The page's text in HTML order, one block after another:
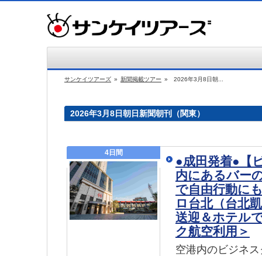
サンケイツアーズ » 新聞掲載ツアー » 2026年3月8日朝...
2026年3月8日朝日新聞朝刊（関東）
4日間
●成田発着●【
内にあるバー
で自由行動に
ロ台北（台北
送迎＆ホテル
ク航空利用＞
空港内のビジネ